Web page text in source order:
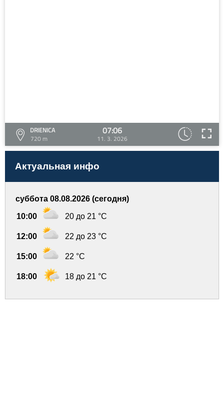
DRIENICA
720 m
07:06
11. 3. 2026
Актуальная инфо
суббота 08.08.2026 (сегодня)
10:00 20 до 21 °C
12:00 22 до 23 °C
15:00 22 °C
18:00 18 до 21 °C